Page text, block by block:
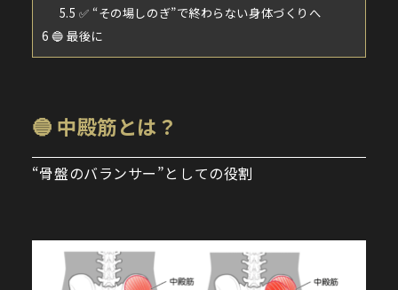
5.5 ✅ “その場しのぎ”で終わらない身体づくりへ
6 🔵 最後に
🔵 中殿筋とは？
“骨盤のバランサー”としての役割